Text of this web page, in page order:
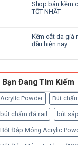
Shop bán kềm
TỐT NHẤT
Kềm cắt da giá
đầu hiện nay
Bạn Đang Tìm Kiếm
Acrylic Powder Bút
bút chấm đá nail bút
Bột Đắp Móng Acrylic